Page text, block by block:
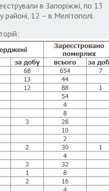
в Запоріжжі, по 13
районі, 12 – в Мелітополі.